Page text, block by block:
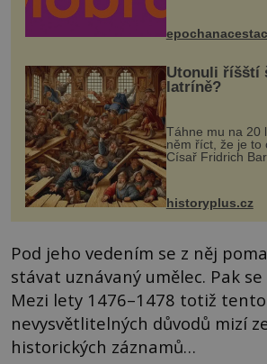
mohou těšit na
Utonuli říšští
latríně?
Táhne mu na 20
něm říct, že je to
Císař Fridrich
posílá svého
VI. do Erfurtu,
prostředníkem
historyplus.cz
Pod jeho vedením se z něj
stávat uznávaný umělec. Pak
Mezi lety 1476–1478 totiž
nevysvětlitelných důvodů mizí
historických záznamů…